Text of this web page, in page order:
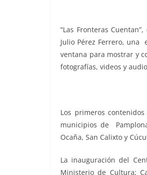
“Las Fronteras
Julio Pérez Ferrero, una
ventana para mostrar y
fotografías, videos y
Los primeros
municipios de
Ocaña, San Calixto y
La inauguración del
Ministerio de Cultura;